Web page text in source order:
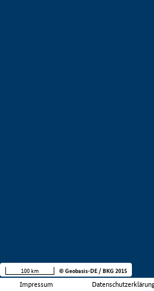
Impressum
100 km © Geobasis-DE / BKG 2015